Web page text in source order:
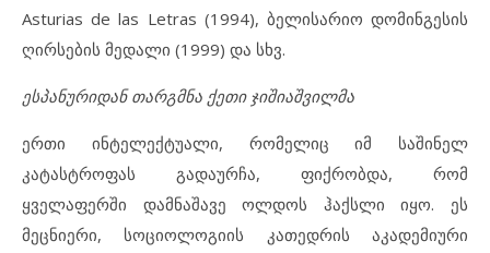
Asturias de las Letras (1994), ბელისარიო დომინგესის
ღირსების მედალი (1999) და სხვ.
ესპანურიდან თარგმნა ქეთი ჯიშიაშვილმა
ერთი ინტელექტუალი, რომელიც იმ საშინელ
კატასტროფას გადაურჩა, ფიქრობდა, რომ
ყველაფერში დამნაშავე ოლდოს ჰაქსლი იყო. ეს
მეცნიერი, სოციოლოგიის კათედრის აკადემიური